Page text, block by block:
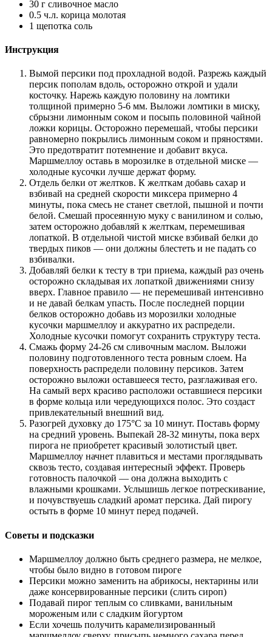
30 г сливочное масло
0.5 ч.л. корица молотая
1 щепотка соль
Инструкция
Вымой персики под прохладной водой. Разрежь каждый
персик пополам вдоль, осторожно открой и удали
косточку. Нарежь каждую половину на ломтики
толщиной примерно 5-6 мм. Выложи ломтики в миску,
сбрызни лимонным соком и посыпь половиной чайной
ложки корицы. Осторожно перемешай, чтобы персики
равномерно покрылись лимонным соком и пряностями.
Это предотвратит потемнение и добавит вкуса.
Маршмеллоу оставь в морозилке в отдельной миске —
холодные кусочки лучше держат форму.
Отдель белки от желтков. К желткам добавь сахар и
взбивай на средней скорости миксера примерно 4
минуты, пока смесь не станет светлой, пышной и почти
белой. Смешай просеянную муку с ванилином и солью,
затем осторожно добавляй к желткам, перемешивая
лопаткой. В отдельной чистой миске взбивай белки до
твердых пиков — они должны блестеть и не падать со
взбивалки.
Добавляй белки к тесту в три приема, каждый раз очень
осторожно складывая их лопаткой движениями снизу
вверх. Главное правило — не перемешивай интенсивно
и не давай белкам упасть. После последней порции
белков осторожно добавь из морозилки холодные
кусочки маршмеллоу и аккуратно их распредели.
Холодные кусочки помогут сохранить структуру теста.
Смажь форму 24-26 см сливочным маслом. Выложи
половину подготовленного теста ровным слоем. На
поверхность распредели половину персиков. Затем
осторожно выложи оставшееся тесто, разглаживая его.
На самый верх красиво расположи оставшиеся персики
в форме кольца или чередующихся полос. Это создаст
привлекательный внешний вид.
Разогрей духовку до 175°C за 10 минут. Поставь форму
на средний уровень. Выпекай 28-32 минуты, пока верх
пирога не приобретет красивый золотистый цвет.
Маршмеллоу начнет плавиться и местами проглядывать
сквозь тесто, создавая интересный эффект. Проверь
готовность палочкой — она должна выходить с
влажными крошками. Услышишь легкое потрескивание,
и почувствуешь сладкий аромат персика. Дай пирогу
остыть в форме 10 минут перед подачей.
Советы и подсказки
Маршмеллоу должно быть среднего размера, не мелкое,
чтобы было видно в готовом пироге
Персики можно заменить на абрикосы, нектарины или
даже консервированные персики (слить сироп)
Подавай пирог теплым со сливками, ванильным
мороженым или с сладким йогуртом
Если хочешь получить карамелизированный